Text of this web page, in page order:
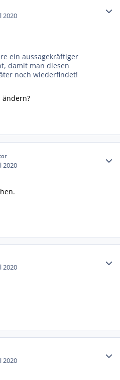
2020
ein aussagekräftiger
damit man diesen
noch wiederfindet!
ändern?
2020
2020
2020